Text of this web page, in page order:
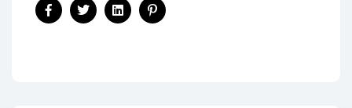
Facebook
TwitterLinkedinPinterest